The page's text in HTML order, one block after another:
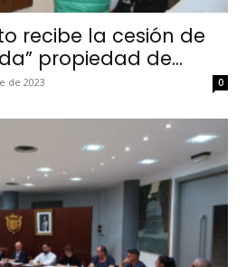
recibe la cesión de
propiedad de...
de 2023 0